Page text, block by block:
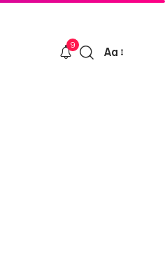
9
Font
Αα